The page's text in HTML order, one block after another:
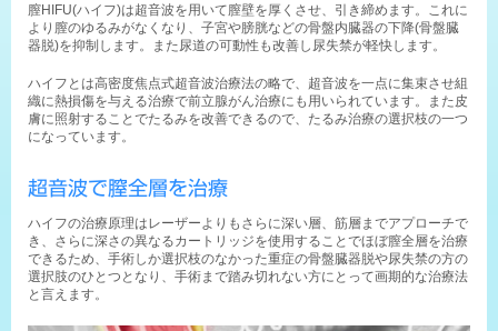
膣HIFU(ハイフ)は超音波を用いて膣壁を厚くさせ、引き締めます。これに
より膣のゆるみがなくなり、子宮や膀胱などの骨盤内臓器の下降(骨盤臓
器脱)を抑制します。また尿道の可動性も改善し尿失禁が軽快します。
ハイフとは高密度焦点式超音波治療法の略で、超音波を一点に集束させ組
織に熱損傷を与える治療で前立腺がん治療にも用いられています。また皮
膚に照射することでたるみを改善できるので、たるみ治療の選択枝の一つ
になっています。
超音波で膣全層を治療
ハイフの治療原理はレーザーよりもさらに深い層、筋層までアプローチで
き、さらに深さの異なるカートリッジを使用することでほぼ膣全層を治療
できるため、手術しか選択枝のなかった重症の骨盤臓器脱や尿失禁の方の
選択肢のひとつとなり、手術まで踏み切れない方にとって画期的な治療法
と言えます。